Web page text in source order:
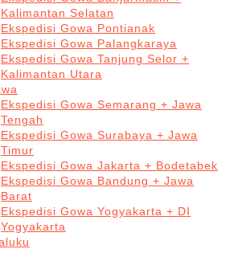
Kalimantan Selatan
Ekspedisi Gowa Pontianak
Ekspedisi Gowa Palangkaraya
Ekspedisi Gowa Tanjung Selor +
Kalimantan Utara
Ekspedisi Gowa Semarang + Jawa
Tengah
Ekspedisi Gowa Surabaya + Jawa
Timur
Ekspedisi Gowa Jakarta + Bodetabek
Ekspedisi Gowa Bandung + Jawa
Barat
Ekspedisi Gowa Yogyakarta + DI
Yogyakarta